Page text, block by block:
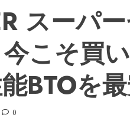
スーパ
こそ買
BTOを
0